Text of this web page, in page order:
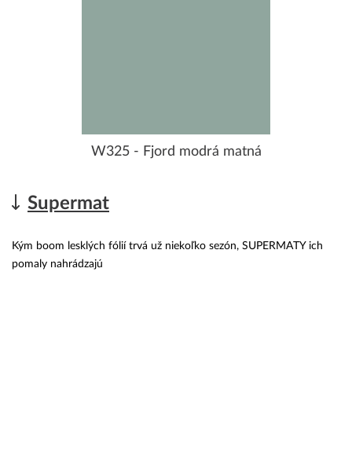
W325 - Fjord modrá matná
Supermat
Kým boom lesklých fólií trvá už niekoľko sezón, SUPERMATY ich
pomaly nahrádzajú